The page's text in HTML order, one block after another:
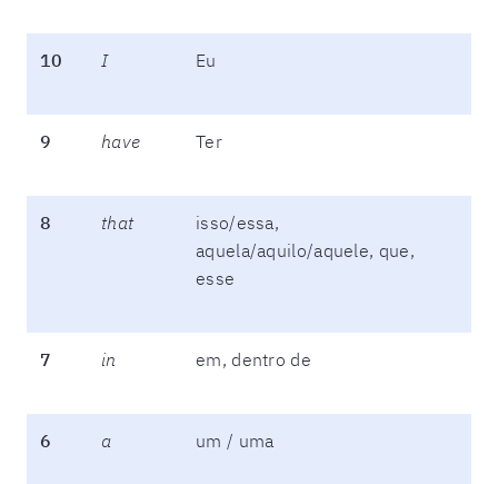
10 I Eu
9 have Ter
8 that
isso/essa,
aquela/aquilo/aquele, que,
esse
7 in em, dentro de
6 a um / uma